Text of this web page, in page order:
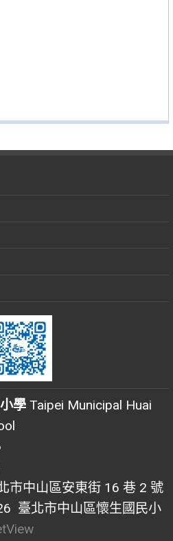
學 Taipei Municipal Huai
市中山區安東街 16 巷 2 號
臺北市中山區懷生國民小